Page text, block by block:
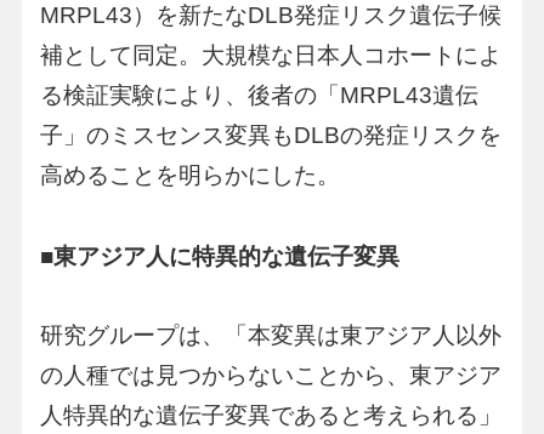
MRPL43）を新たなDLB発症リスク遺伝子候
補として同定。大規模な日本人コホートによ
る検証実験により、後者の「MRPL43遺伝
子」のミスセンス変異もDLBの発症リスクを
高めることを明らかにした。
■東アジア人に特異的な遺伝子変異
研究グループは、「本変異は東アジア人以外
の人種では見つからないことから、東アジア
人特異的な遺伝子変異であると考えられる」